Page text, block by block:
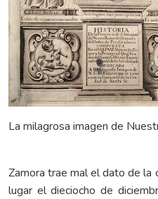
La milagrosa imagen de
Zamora trae mal el dato de la
lugar el dieciocho de